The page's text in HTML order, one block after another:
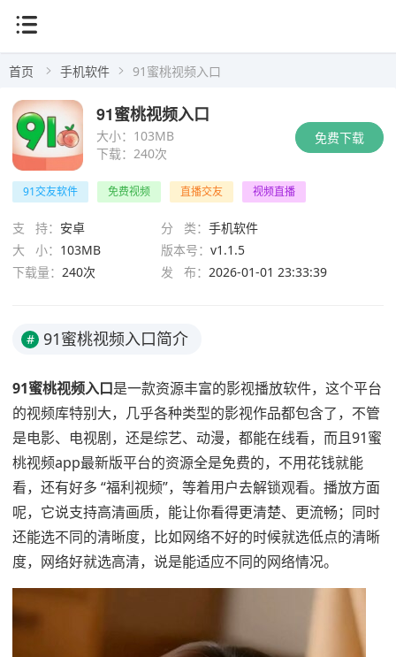
首页 手机软件 91蜜桃视频入口
免费下载
大小： 103MB
下载： 240次
91蜜桃视频入口
91交友软件 免费视频 直播交友 视频直播
支 持： 安卓 分 类： 手机软件
大 小： 103MB 版本号： v1.1.5
下载量： 240次 发 布： 2026-01-01 23:33:39
# 91蜜桃视频入口简介
91蜜桃视频入口是一款资源丰富的影视播放软件，这个平台
的视频库特别大，几乎各种类型的影视作品都包含了，不管
是电影、电视剧，还是综艺、动漫，都能在线看，而且91蜜
桃视频app最新版平台的资源全是免费的，不用花钱就能
看，还有好多 “福利视频”，等着用户去解锁观看。播放方面
呢，它说支持高清画质，能让你看得更清楚、更流畅；同时
还能选不同的清晰度，比如网络不好的时候就选低点的清晰
度，网络好就选高清，说是能适应不同的网络情况。